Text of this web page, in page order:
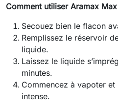
Comment utiliser Aramax
Secouez bien le flacon
Remplissez le réservoir
liquide.
Laissez le liquide
minutes.
Commencez à vapoter
intense.